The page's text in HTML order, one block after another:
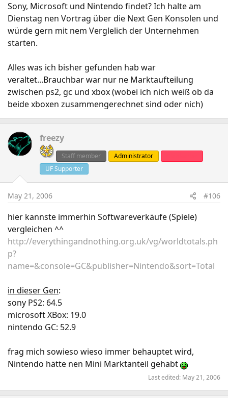
Sony, Microsoft und Nintendo findet? Ich halte am
Dienstag nen Vortrag über die Next Gen Konsolen und
würde gern mit nem Verglelich der Unternehmen
starten.
Alles was ich bisher gefunden hab war
veraltet...Brauchbar war nur ne Marktaufteilung
zwischen ps2, gc und xbox (wobei ich nich weiß ob da
beide xboxen zusammengerechnet sind oder nich)
freezy
Staff member Administrator
UF Supporter
May 21, 2006 #106
hier kannste immerhin Softwareverkäufe (Spiele)
vergleichen ^^
http://everythingandnothing.org.uk/vg/worldtotals.ph
p?
name=&console=GC&publisher=Nintendo&sort=Total
in dieser Gen:
sony PS2: 64.5
microsoft XBox: 19.0
nintendo GC: 52.9
frag mich sowieso wieso immer behauptet wird,
Nintendo hätte nen Mini Marktanteil gehabt
Last edited: May 21, 2006